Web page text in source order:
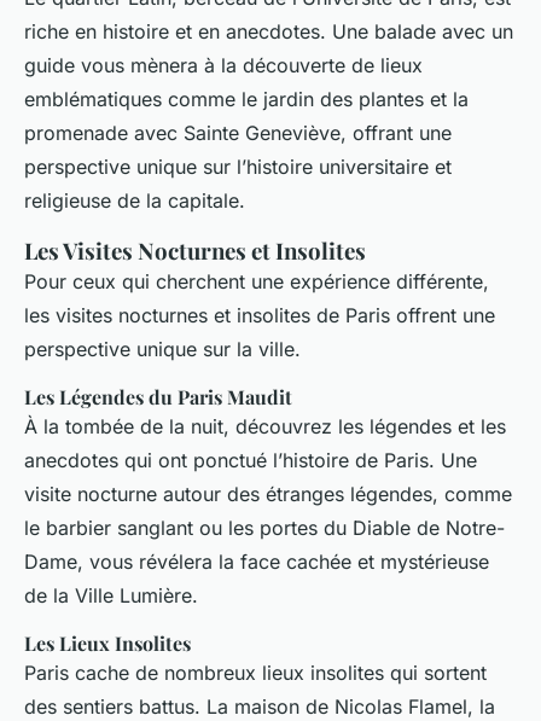
riche en histoire et en anecdotes. Une balade avec un
guide vous mènera à la découverte de lieux
emblématiques comme le jardin des plantes et la
promenade avec Sainte Geneviève, offrant une
perspective unique sur l’histoire universitaire et
religieuse de la capitale.
Les Visites Nocturnes et Insolites
Pour ceux qui cherchent une expérience différente,
les visites nocturnes et insolites de Paris offrent une
perspective unique sur la ville.
Les Légendes du Paris Maudit
À la tombée de la nuit, découvrez les légendes et les
anecdotes qui ont ponctué l’histoire de Paris. Une
visite nocturne autour des étranges légendes, comme
le barbier sanglant ou les portes du Diable de Notre-
Dame, vous révélera la face cachée et mystérieuse
de la Ville Lumière.
Les Lieux Insolites
Paris cache de nombreux lieux insolites qui sortent
des sentiers battus. La maison de Nicolas Flamel, la